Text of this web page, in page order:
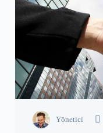
Yönetici